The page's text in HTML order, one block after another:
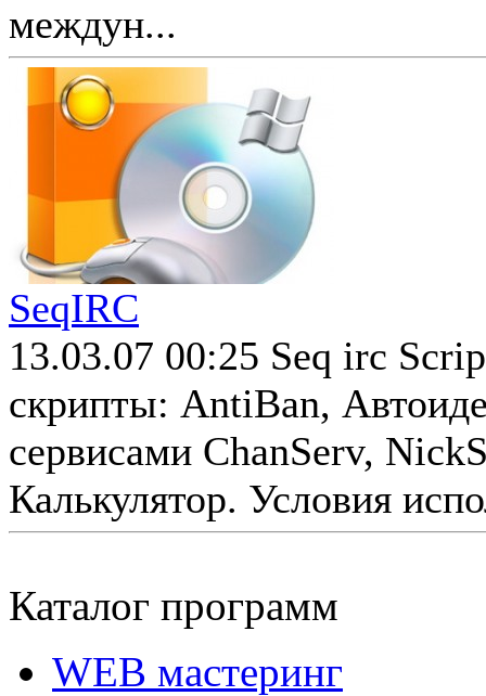
междун...
SeqIRC
13.03.07 00:25 Seq irc
скрипты: AntiBan,
сервисами ChanServ,
Калькулятор. Условия
Каталог программ
WEB мастеринг